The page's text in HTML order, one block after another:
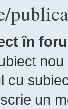
în
cu
un